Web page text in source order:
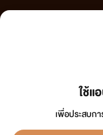
ใช้
เพื่อประสบก
เว็บไซต์แห่งนี้ไม่ได้เห็นด้วยและไม่ขอ
วิจารณญาณในการกลั่นกรองด้วยตนเ
กรุณาแจ้งมาที่
ลิขสิทธิ์ตามพระราชบัญญัติลิขสิทธิ์ (ฉบั